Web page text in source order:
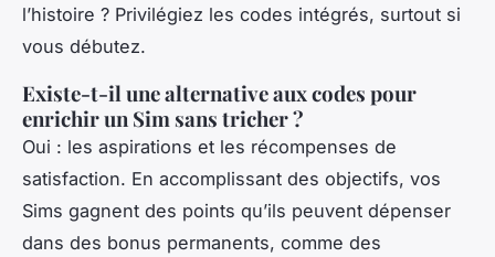
l’histoire ? Privilégiez les codes intégrés, surtout si
vous débutez.
Existe-t-il une alternative aux codes pour
enrichir un Sim sans tricher ?
Oui : les aspirations et les récompenses de
satisfaction. En accomplissant des objectifs, vos
Sims gagnent des points qu’ils peuvent dépenser
dans des bonus permanents, comme des